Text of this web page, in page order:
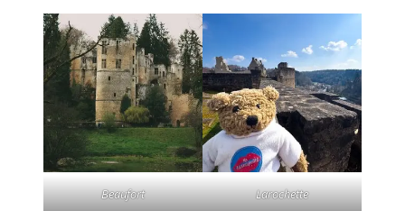
Beaufort Larochette